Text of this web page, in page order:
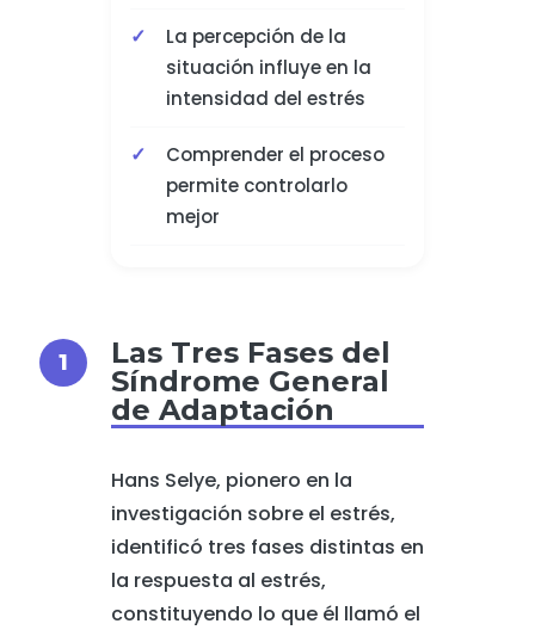
La percepción de la
situación influye en la
intensidad del estrés
Comprender el proceso
permite controlarlo
mejor
Las Tres Fases del
Síndrome General
de Adaptación
Hans Selye, pionero en la
investigación sobre el estrés,
identificó tres fases distintas en
la respuesta al estrés,
constituyendo lo que él llamó el